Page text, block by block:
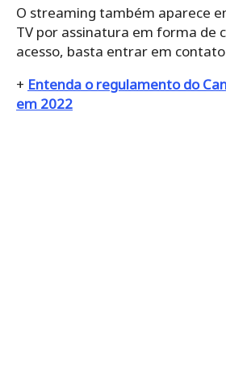
O streaming também aparece
TV por assinatura em forma de
acesso, basta entrar em
+ Entenda o regulamento do
em 2022